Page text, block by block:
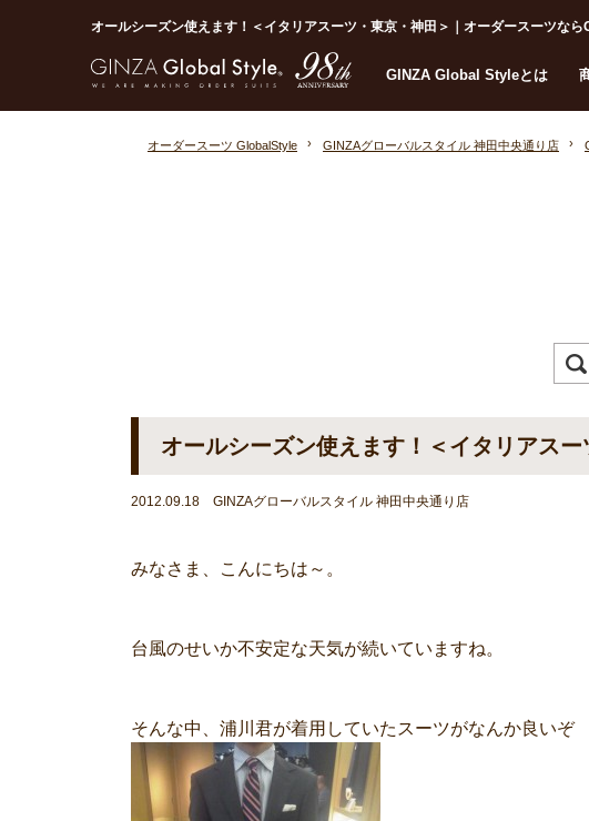
オールシーズン使えます！＜イタリアスーツ・東京・神田＞｜オーダースーツな
GINZA Global Styleとは
オーダースーツ GlobalStyle GINZAグローバルスタイル 神田中央通り店
オールシーズン使えます！＜イタリアスー
2012.09.18 GINZAグローバルスタイル 神田中央通り店
みなさま、こんにちは～。
台風のせいか不安定な天気が続いていますね。
そんな中、浦川君が着用していたスーツがなんか良いぞ